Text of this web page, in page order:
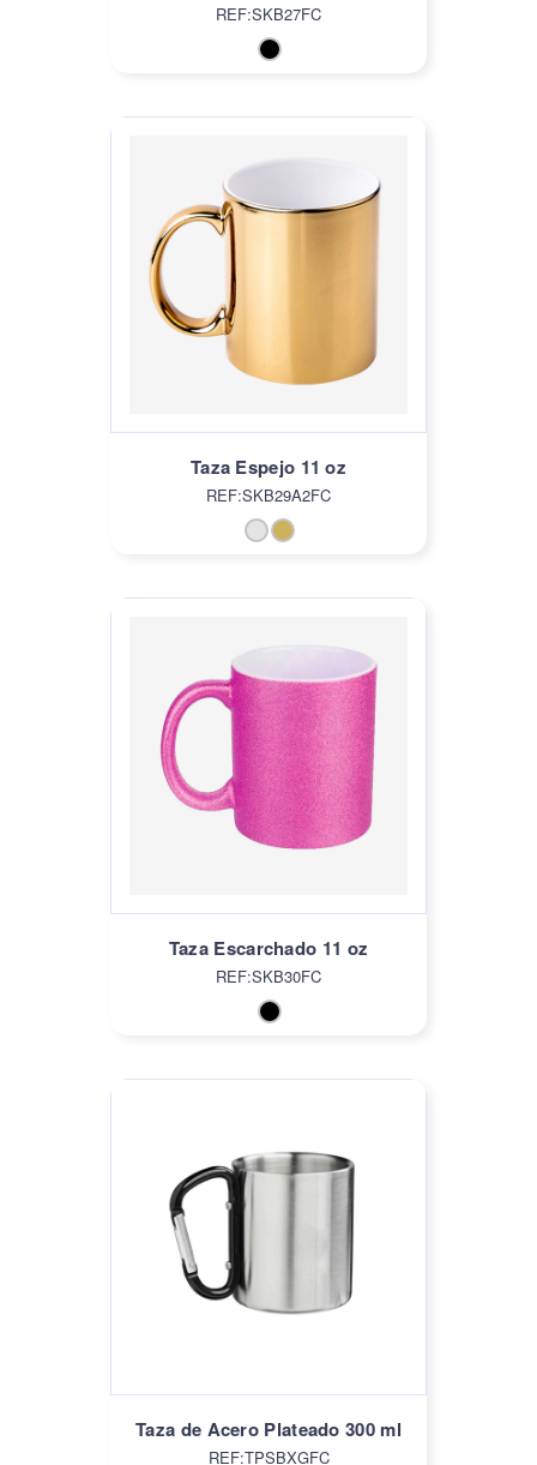
REF:SKB27FC
Taza Espejo 11 oz
REF:SKB29A2FC
Taza Escarchado 11 oz
REF:SKB30FC
Taza de Acero Plateado 300 ml
REF:TPSBXGFC